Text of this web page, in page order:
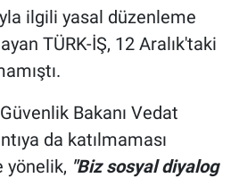
ilgili yasal düzenleme
TÜRK-İŞ, 12 Aralık'taki
Bakanı Vedat
da katılmaması
yönelik, "Biz sosyal diyalog